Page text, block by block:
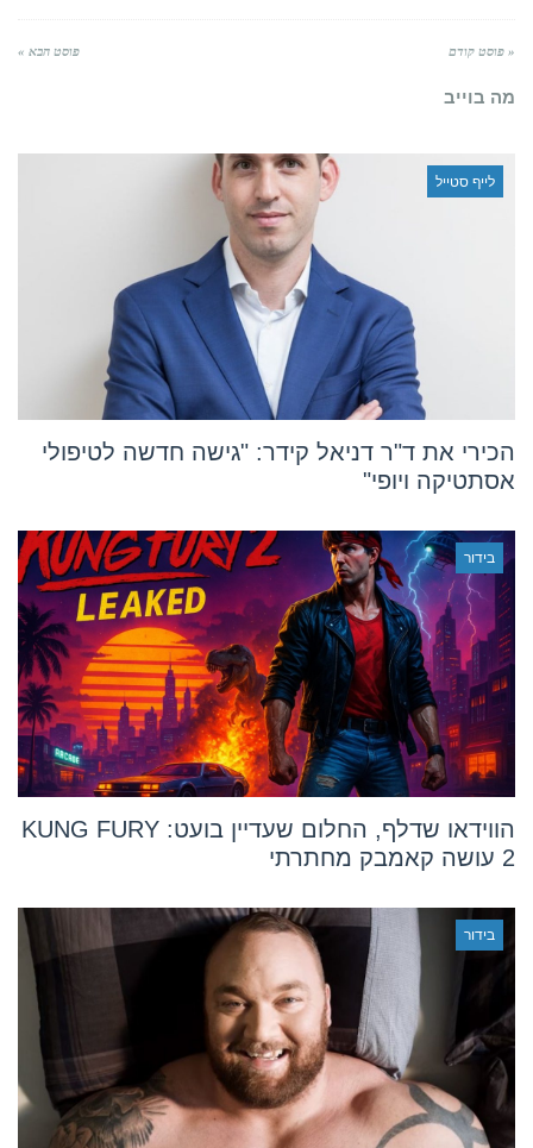
« פוסט קודם פוסט הבא »
מה בוייב
לייף סטייל
הכירי את ד"ר דניאל קידר: "גישה חדשה לטיפולי
אסתטיקה ויופי"
בידור
הווידאו שדלף, החלום שעדיין בועט: KUNG FURY
2 עושה קאמבק מחתרתי
בידור